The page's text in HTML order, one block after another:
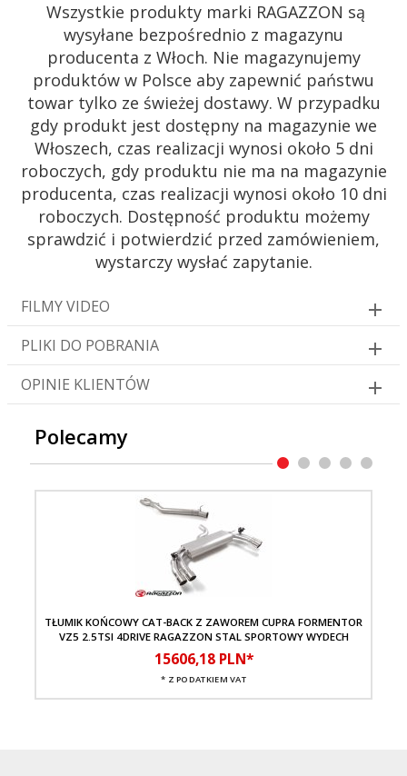
Wszystkie produkty marki RAGAZZON są
wysyłane bezpośrednio z magazynu
producenta z Włoch. Nie magazynujemy
produktów w Polsce aby zapewnić państwu
towar tylko ze świeżej dostawy. W przypadku
gdy produkt jest dostępny na magazynie we
Włoszech, czas realizacji wynosi około 5 dni
roboczych, gdy produktu nie ma na magazynie
producenta, czas realizacji wynosi około 10 dni
roboczych. Dostępność produktu możemy
sprawdzić i potwierdzić przed zamówieniem,
wystarczy wysłać zapytanie.
FILMY VIDEO
PLIKI DO POBRANIA
OPINIE KLIENTÓW
Polecamy
TŁUMIK KOŃCOWY CAT-BACK Z ZAWOREM CUPRA FORMENTOR
VZ5 2.5TSI 4DRIVE RAGAZZON STAL SPORTOWY WYDECH
15606,18 PLN*
* Z PODATKIEM VAT